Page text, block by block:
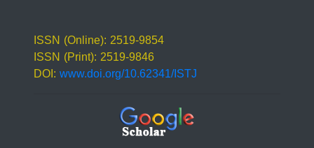
ISSN (Online): 2519-9854
ISSN (Print): 2519-9846
DOI:www.doi.org/10.62341/ISTJ